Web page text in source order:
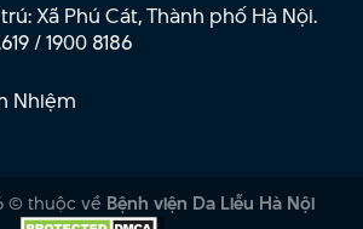
Xã Phú Cát, Thành phố Hà Nội.
/1900 8186
© thuộc về Bệnh viện Da Liễu Hà Nội